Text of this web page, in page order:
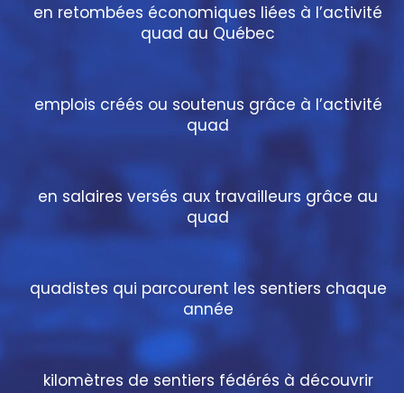
en retombées économiques liées à l’activité
quad au Québec
emplois créés ou soutenus grâce à l’activité
quad
en salaires versés aux travailleurs grâce au
quad
quadistes qui parcourent les sentiers chaque
année
kilomètres de sentiers fédérés à découvrir